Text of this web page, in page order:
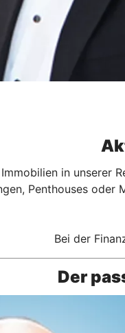
in unserer
Penthouses
Bei der
Der